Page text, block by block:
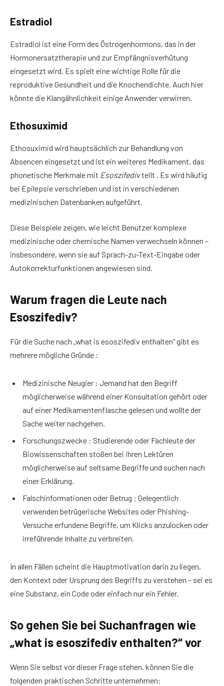
Estradiol
Estradiol ist eine Form des Östrogenhormons, das in der
Hormonersatztherapie und zur Empfängnisverhütung
eingesetzt wird. Es spielt eine wichtige Rolle für die
reproduktive Gesundheit und die Knochendichte. Auch hier
könnte die Klangähnlichkeit einige Anwender verwirren.
Ethosuximid
Ethosuximid wird hauptsächlich zur Behandlung von
Absencen eingesetzt und ist ein weiteres Medikament, das
phonetische Merkmale mit Esoszifedivteilt . Es wird häufig
bei Epilepsie verschrieben und ist in verschiedenen
medizinischen Datenbanken aufgeführt.
Diese Beispiele zeigen, wie leicht Benutzer komplexe
medizinische oder chemische Namen verwechseln können –
insbesondere, wenn sie auf Sprach-zu-Text-Eingabe oder
Autokorrekturfunktionen angewiesen sind.
Warum fragen die Leute nach
Esoszifediv?
Für die Suche nach „what is esoszifediv enthalten“ gibt es
mehrere mögliche Gründe :
Medizinische Neugier : Jemand hat den Begriff
möglicherweise während einer Konsultation gehört oder
auf einer Medikamentenflasche gelesen und wollte der
Sache weiter nachgehen.
Forschungszwecke : Studierende oder Fachleute der
Biowissenschaften stoßen bei ihren Lektüren
möglicherweise auf seltsame Begriffe und suchen nach
einer Erklärung.
Falschinformationen oder Betrug : Gelegentlich
verwenden betrügerische Websites oder Phishing-
Versuche erfundene Begriffe, um Klicks anzulocken oder
irreführende Inhalte zu verbreiten.
In allen Fällen scheint die Hauptmotivation darin zu liegen,
den Kontext oder Ursprung des Begriffs zu verstehen – sei es
eine Substanz, ein Code oder einfach nur ein Fehler.
So gehen Sie bei Suchanfragen wie
„what is esoszifediv enthalten?“ vor
Wenn Sie selbst vor dieser Frage stehen, können Sie die
folgenden praktischen Schritte unternehmen: